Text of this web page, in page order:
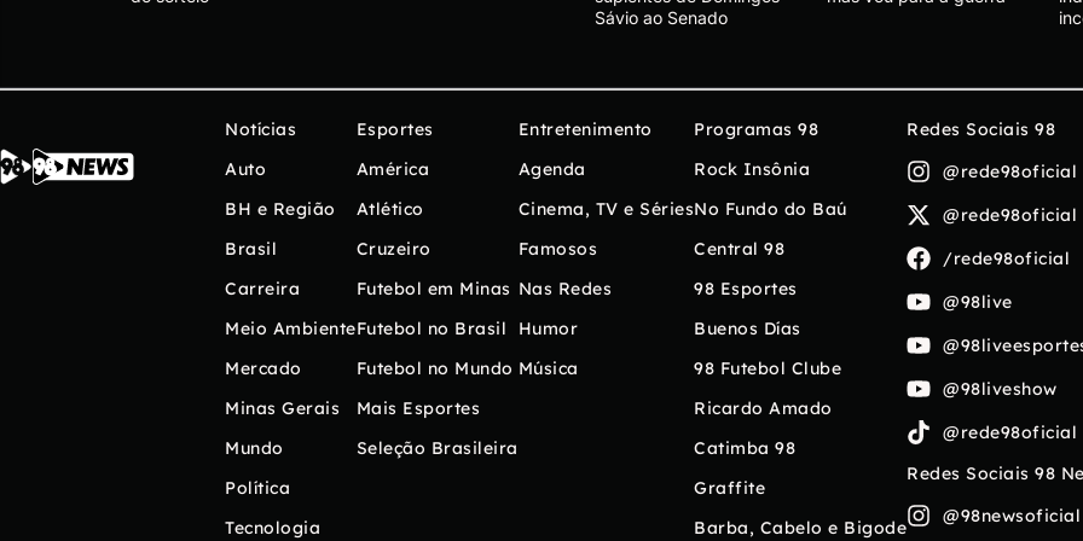
Sávio ao Senado
Notícias
Auto
BH e Região
Brasil
Carreira
Meio Ambiente
Mercado
Minas Gerais
Mundo
Política
Tecnologia
Esportes
América
Atlético
Cruzeiro
Futebol em Minas
Futebol no Brasil
Futebol no Mundo
Mais Esportes
Seleção Brasileira
Entretenimento
Agenda
Cinema, TV e Séries
Famosos
Nas Redes
Humor
Música
Programas 98
Rock Insônia
No Fundo do Baú
Central 98
98 Esportes
Buenos Días
98 Futebol Clube
Ricardo Amado
Catimba 98
Graffite
Barba, Cabelo e Bigode
Redes Sociais 98
@rede98oficial
@rede98oficial
/rede98oficial
@98live
@98liveshow
@rede98oficial
Redes Sociais 98
@98newsoficial